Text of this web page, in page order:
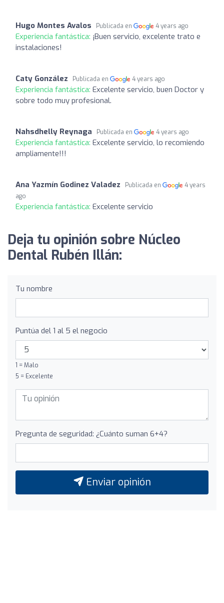
Hugo Montes Avalos Publicada en 4 years ago
Experiencia fantástica: ¡Buen servicio, excelente trato e
instalaciones!
Caty González Publicada en 4 years ago
Experiencia fantástica: Excelente servicio, buen Doctor y
sobre todo muy profesional.
Nahsdhelly Reynaga Publicada en 4 years ago
Experiencia fantástica: Excelente servicio, lo recomiendo
ampliamente!!!
Ana Yazmín Godinez Valadez Publicada en
4 years
ago
Experiencia fantástica: Excelente servicio
Deja tu opinión sobre Núcleo
Dental Rubén Illán:
Tu nombre
Puntúa del 1 al 5 el negocio
1 = Malo
5 = Excelente
Pregunta de seguridad: ¿Cuánto suman 6+4?
Enviar opinión